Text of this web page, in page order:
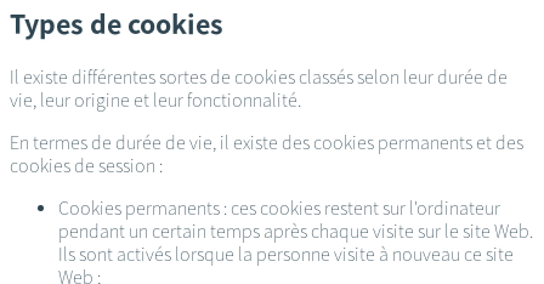
Types de cookies
Il existe différentes sortes de cookies classés selon leur durée de
vie, leur origine et leur fonctionnalité.
En termes de durée de vie, il existe des cookies permanents et des
cookies de session :
Cookies permanents : ces cookies restent sur l'ordinateur
pendant un certain temps après chaque visite sur le site Web.
Ils sont activés lorsque la personne visite à nouveau ce site
Web ;